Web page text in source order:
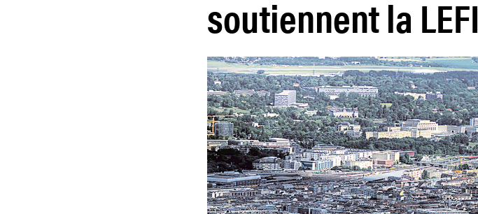
soutiennent la LEFI